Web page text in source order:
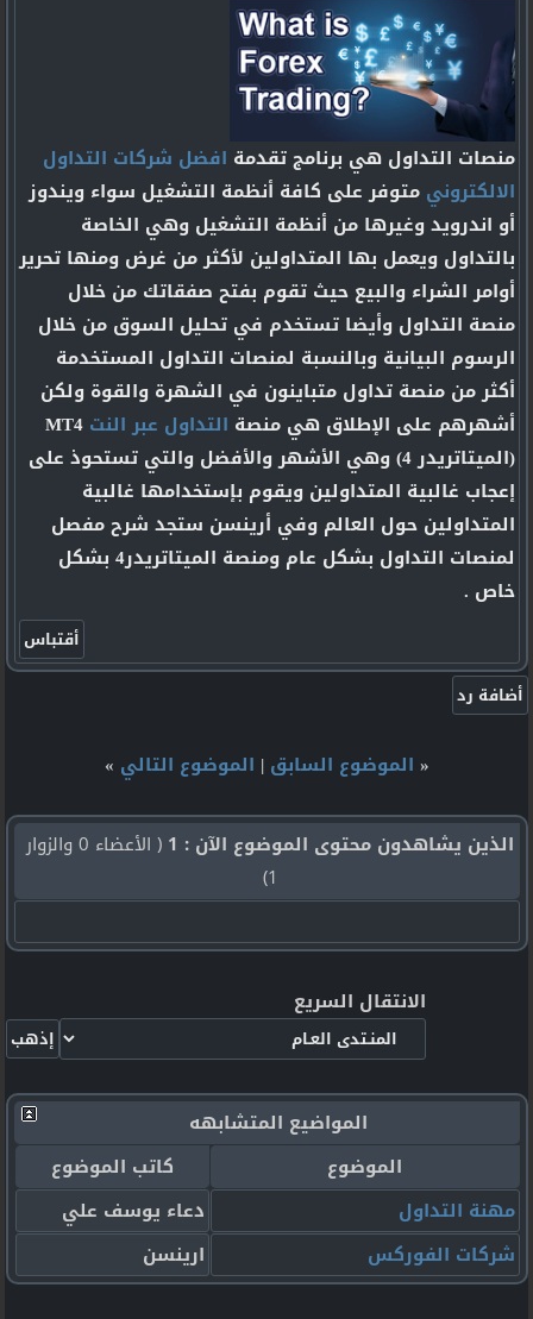
منصات التداول هي برنامج تقدمة افضل شركات التداول
الالكتروني متوفر على كافة أنظمة التشغيل سواء ويندوز
أو اندرويد وغيرها من أنظمة التشغيل وهي الخاصة
بالتداول ويعمل بها المتداولين لأكثر من غرض ومنها تحرير
أوامر الشراء والبيع حيث تقوم بفتح صفقاتك من خلال
منصة التداول وأيضا تستخدم في تحليل السوق من خلال
الرسوم البيانية وبالنسبة لمنصات التداول المستخدمة
أكثر من منصة تداول متباينون في الشهرة والقوة ولكن
أشهرهم على الإطلاق هي منصة التداول عبر النت MT4
(الميتاتريدر 4) وهي الأشهر والأفضل والتي تستحوذ على
إعجاب غالبية المتداولين ويقوم بإستخدامها غالبية
المتداولين حول العالم وفي أرينسن ستجد شرح مفصل
لمنصات التداول بشكل عام ومنصة الميتاتريدر4 بشكل
خاص .
« الموضوع السابق | الموضوع التالي »
الذين يشاهدون محتوى الموضوع الآن : 1
( الأعضاء 0 والزوار
1)
الانتقال السريع
المواضيع المتشابهه
الموضوع
كاتب الموضوع
مهنة التداول
دعاء يوسف علي
شركات الفوركس
ارينسن